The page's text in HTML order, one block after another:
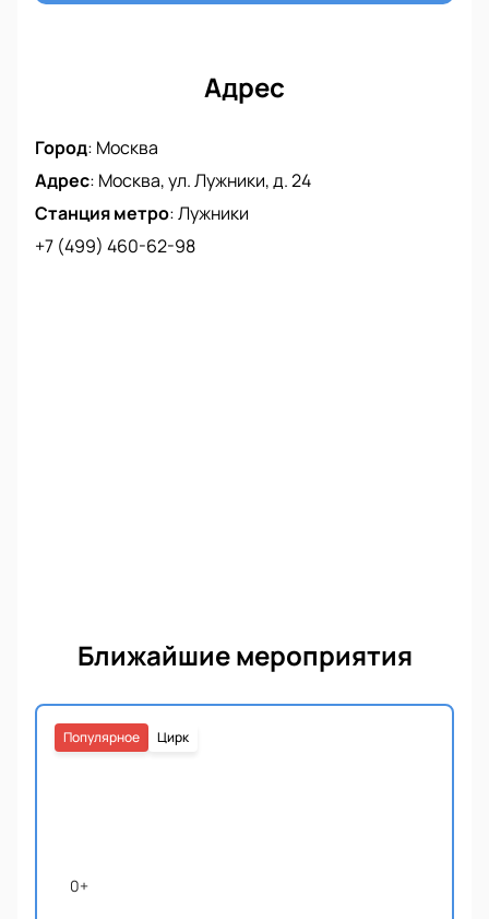
Адрес
Город: Москва
Адрес: Москва, ул. Лужники, д. 24
Станция метро:Лужники
+7 (499) 460-62-98
Ближайшие мероприятия
0+
Цирк
Популярное